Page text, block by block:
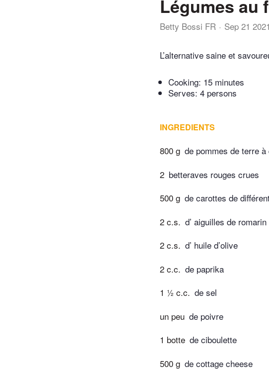
Légumes au
Betty Bossi FR Sep 21 2021
L’alternative saine et
Cooking: 15 minutes
Serves: 4 persons
INGREDIENTS
800 g de pommes de terre
2 betteraves rouges crues
500 g de carottes de
2 c.s. d’ aiguilles de romarin
2 c.s. d’ huile d’olive
2 c.c. de paprika
1 ½ c.c. de sel
un peu de poivre
1 botte de ciboulette
500 g de cottage cheese